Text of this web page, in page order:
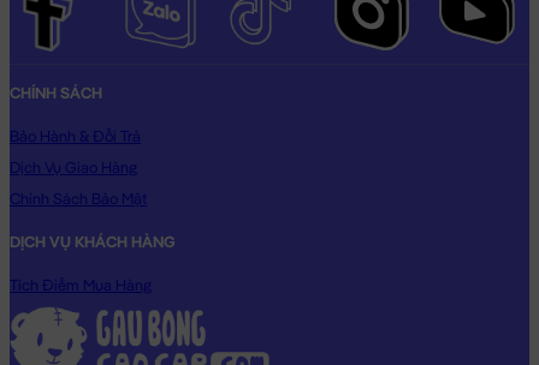
CHÍNH SÁCH
Bảo Hành & Đổi Trả
Dịch Vụ Giao Hàng
Chính Sách Bảo Mật
DỊCH VỤ KHÁCH HÀNG
Tích Điểm Mua Hàng